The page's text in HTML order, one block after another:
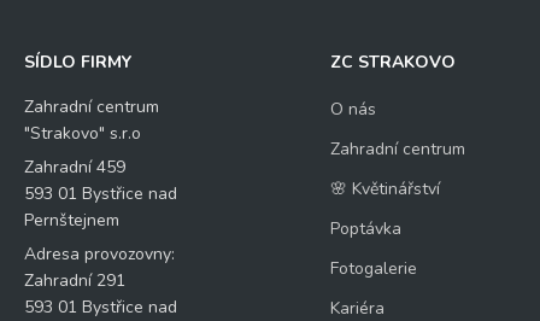
SÍDLO FIRMY
Zahradní centrum
"Strakovo" s.r.o
Zahradní 459
593 01 Bystřice nad
Pernštejnem
Adresa provozovny:
Zahradní 291
593 01 Bystřice nad
ZC STRAKOVO
O nás
Zahradní centrum
🌸 Květinářství
Poptávka
Fotogalerie
Kariéra